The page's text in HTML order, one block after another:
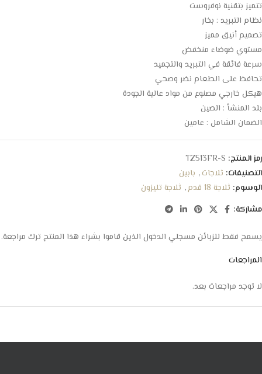
تتميز بتقنية نوفروست
نظام التبريد : بخار
تصميم أنيق مميز
مستوي ضوضاء منخفض
سرعة فائقة في التبريد والتجميد
تحافظ على الطعام نضر وصحي
هيكل خارجي مصنوع من مواد عالية الجودة
بلد المنشأ : الصين
الضمان الشامل : عامين
رمز المنتج: TZ513FR-S
التصنيفات: ثلاجات, بابين
الوسوم: ثلاجة 18 قدم , ثلاجة تليزون
مشاركة:
المراجعات
لا توجد مراجعات بعد.
يسمح فقط للزبائن مسجلي الدخول الذين قاموا بشراء هذا المنتج ترك مراجعة.